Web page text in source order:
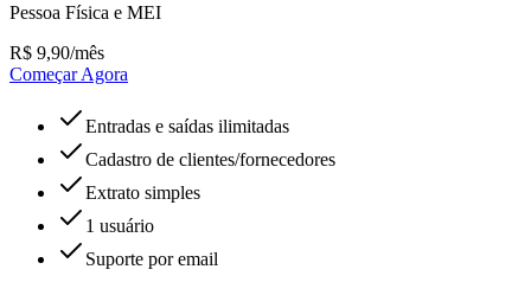
Pessoa Física e MEI
R$ 9,90/mês
Começar Agora
Entradas e saídas ilimitadas
Cadastro de clientes/fornecedores
Extrato simples
1 usuário
Suporte por email